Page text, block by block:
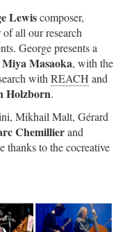
Lewiscomposer,
all our research
George presents a
Miya Masaoka, with the
withREACH and
Holzborn.
Mikhail Malt, Gérard
Chemillierand
thanks to the cocreative